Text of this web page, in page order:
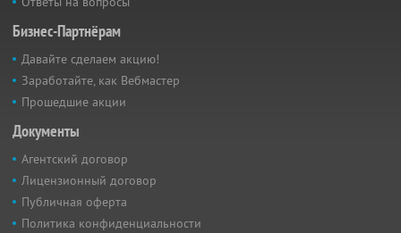
Бизнес-Партнёрам
Давайте сделаем акцию!
Заработайте, как Вебмастер
Прошедшие акции
Документы
Агентский договор
Лицензионный договор
Публичная оферта
Политика конфиденциальности